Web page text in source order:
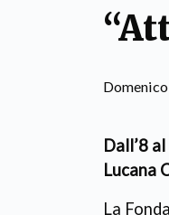
Dall’8
Lucana
La